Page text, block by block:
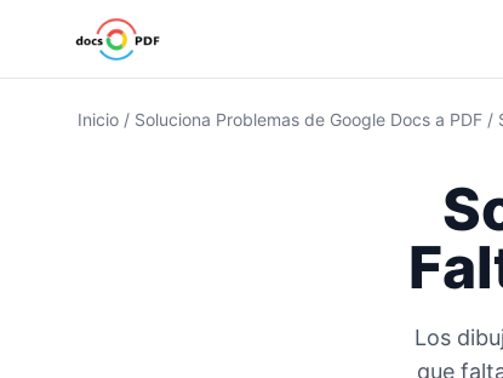
Inicio / Soluciona Problemas de Google Docs a PDF /
Los
que